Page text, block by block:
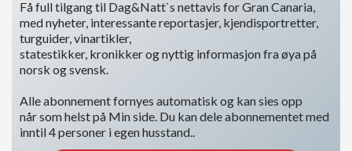
Få full tilgang til Dag&Natt`s nettavis for Gran Canaria,
med nyheter, interessante reportasjer, kjendisportretter,
turguider, vinartikler,
statestikker, kronikker og nyttig informasjon fra øya på
norsk og svensk.
Alle abonnement fornyes automatisk og kan sies opp
når som helst på Min side. Du kan dele abonnementet med
inntil 4 personer i egen husstand..